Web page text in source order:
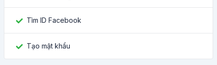
Tìm ID Facebook
Tạo mật khẩu